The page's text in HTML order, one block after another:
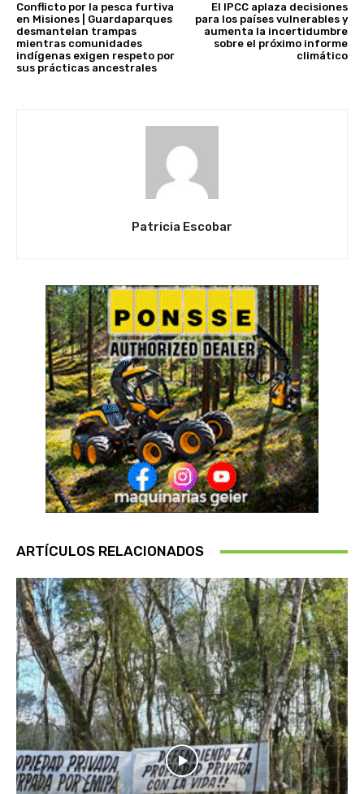
Conflicto por la pesca furtiva
en Misiones | Guardaparques
desmantelan trampas
mientras comunidades
indígenas exigen respeto por
sus prácticas ancestrales
El IPCC aplaza decisiones
para los países vulnerables y
aumenta la incertidumbre
sobre el próximo informe
climático
Patricia Escobar
ARTÍCULOS RELACIONADOS